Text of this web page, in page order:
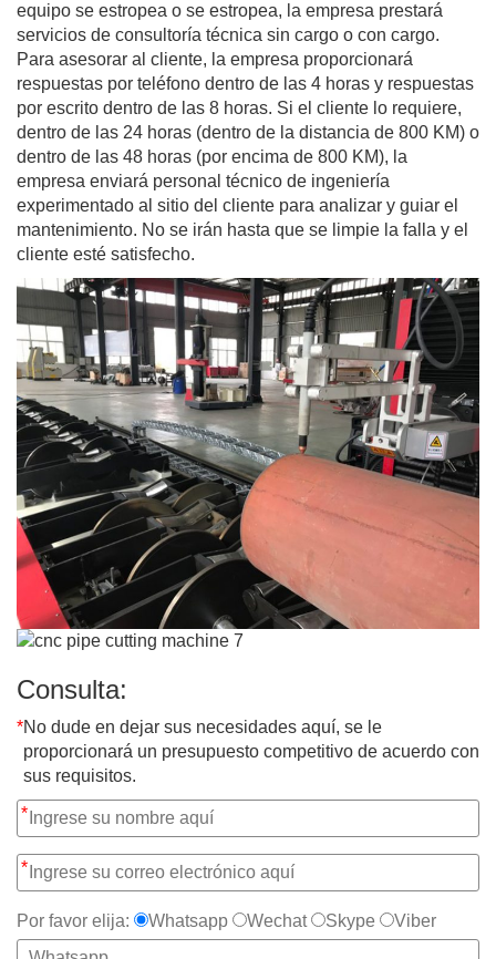
equipo se estropea o se estropea, la empresa prestará
servicios de consultoría técnica sin cargo o con cargo.
Para asesorar al cliente, la empresa proporcionará
respuestas por teléfono dentro de las 4 horas y respuestas
por escrito dentro de las 8 horas. Si el cliente lo requiere,
dentro de las 24 horas (dentro de la distancia de 800 KM) o
dentro de las 48 horas (por encima de 800 KM), la
empresa enviará personal técnico de ingeniería
experimentado al sitio del cliente para analizar y guiar el
mantenimiento. No se irán hasta que se limpie la falla y el
cliente esté satisfecho.
Consulta:
*No dude en dejar sus necesidades aquí, se le
proporcionará un presupuesto competitivo de acuerdo con
sus requisitos.
*
*
Por favor elija: Whatsapp Wechat Skype Viber